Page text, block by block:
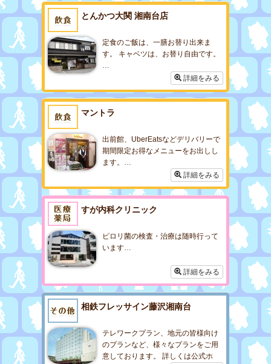
とんかつ大関 湘南台店
定食のご飯は、一膳お替り出来ま
す。 キャベツは、お替り自由です。
…
詳細をみる
マントラ
出前館、UberEatsなどデリバリーで
期間限定お得なメニューをお出しし
ます。…
詳細をみる
すが内科クリニック
ピロリ菌の検査・治療は随時行って
います…
詳細をみる
相鉄フレッサイン藤沢湘南台
テレワークプラン、地元の皆様向け
のプランなど、様々なプランをご用
意しております。 詳しくは公式ホ